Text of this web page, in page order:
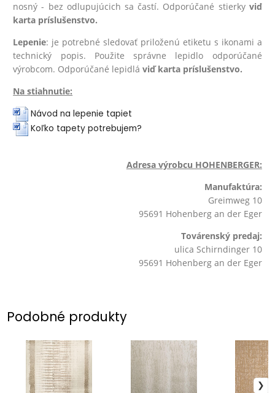
nosný - bez odlupujúcich sa častí. Odporúčané stierky viď
karta príslušenstvo.
Lepenie: je potrebné sledovať priloženú etiketu s ikonami a
technický popis. Použite správne lepidlo odporúčané
výrobcom. Odporúčané lepidláviď karta príslušenstvo.
Na stiahnutie:
Návod na lepenie tapiet
Koľko tapety potrebujem?
Adresa výrobcu HOHENBERGER:
Manufaktúra:
Greimweg 10
95691 Hohenberg an der Eger
Továrenský predaj:
ulica Schirndinger 10
95691 Hohenberg an der Eger
Podobné produkty